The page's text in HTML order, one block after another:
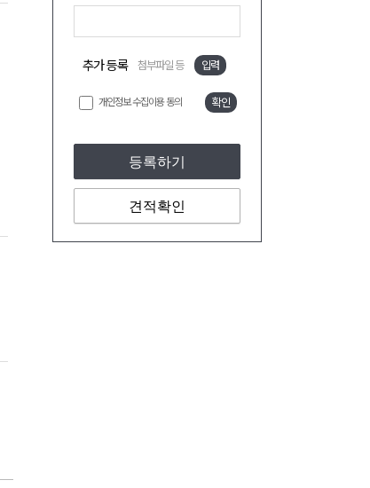
추가 등록 첨부파일 등 입력
개인정보 수집이용 동의 확인
등록하기
견적확인